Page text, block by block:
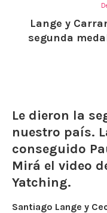
Lange y
segunda
Le dieron la
nuestro país.
conseguido
Mirá el video
Yatching.
Santiago Lange y